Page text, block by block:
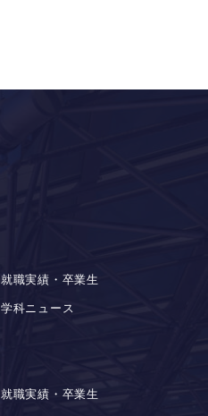
就職実績・卒業生
学科ニュース
就職実績・卒業生